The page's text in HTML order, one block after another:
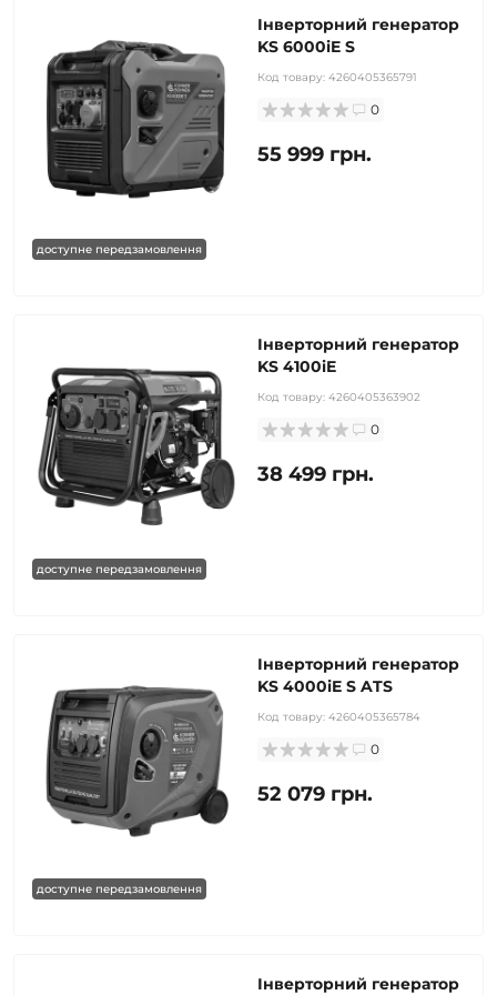
доступне передзамовлення
Інверторний генератор
KS 6000iE S
Код товару: 4260405365791
0
55 999 грн.
доступне передзамовлення
Інверторний генератор
KS 4100iE
Код товару: 4260405363902
0
38 499 грн.
доступне передзамовлення
Інверторний генератор
KS 4000iE S ATS
Код товару: 4260405365784
0
52 079 грн.
Інверторний генератор